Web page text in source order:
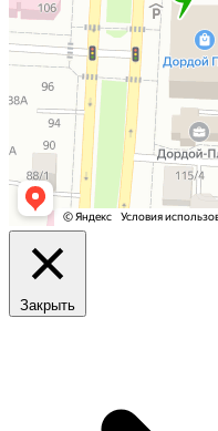
Закрыть